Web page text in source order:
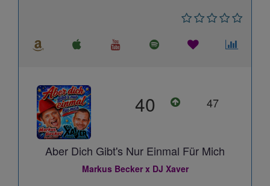
40 47
Aber Dich Gibt's Nur Einmal Für Mich
Markus Becker x DJ Xaver